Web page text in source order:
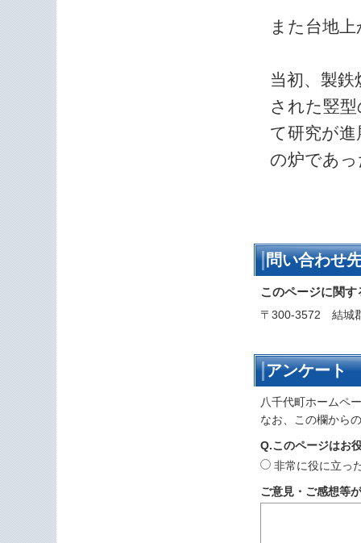
また台地
当初、製
された竪
て研究が
の炉であ
問い合わせ
このページに関
〒300-3572 結城
アンケート
八千代町ホームペ
なお、この欄から
Q.このページはお
非常に役に立っ
ご意見・ご感想等